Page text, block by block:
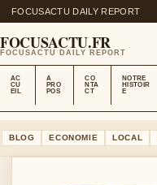
FOCUSACTU DAILY REPORT
FOCUSACTU.FR
FOCUSACTU DAILY REPORT
AC
CU
EIL
A
PRO
POS
CO
NTA
CT
NOTRE
HISTOIR
E
BLOG ECONOMIE LOCAL